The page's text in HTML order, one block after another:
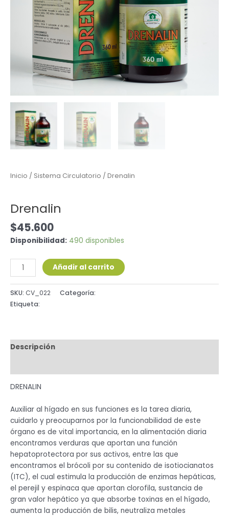
Inicio / Sistema Circulatorio / Drenalin
Drenalin
$45.600
Disponibilidad: 490 disponibles
Añadir al carrito
SKU: CV_022 Categoría:
Etiqueta:
Descripción
DRENALIN
Auxiliar al hígado en sus funciones es la tarea diaria,
cuidarlo y preocuparnos por la funcionabilidad de este
órgano es de vital importancia, en la alimentación diaria
encontramos verduras que aportan una función
hepatoprotectora por sus activos, entre las que
encontramos el brócoli por su contenido de isotiocianatos
(ITC), el cual estimula la producción de enzimas hepáticas,
el perejil y espinaca que aportan clorofila, sustancia de
gran valor hepático ya que absorbe toxinas en el hígado,
aumenta la producción de bilis, neutraliza metales